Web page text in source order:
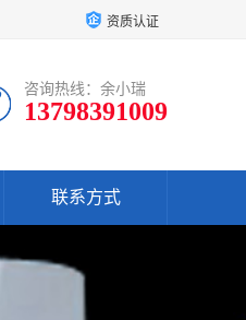
资质认证
咨询热线：余小瑞
13798391009
联系方式